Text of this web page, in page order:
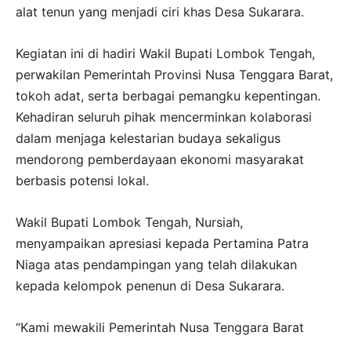
alat tenun yang menjadi ciri khas Desa Sukarara.
Kegiatan ini di hadiri Wakil Bupati Lombok Tengah,
perwakilan Pemerintah Provinsi Nusa Tenggara Barat,
tokoh adat, serta berbagai pemangku kepentingan.
Kehadiran seluruh pihak mencerminkan kolaborasi
dalam menjaga kelestarian budaya sekaligus
mendorong pemberdayaan ekonomi masyarakat
berbasis potensi lokal.
Wakil Bupati Lombok Tengah, Nursiah,
menyampaikan apresiasi kepada Pertamina Patra
Niaga atas pendampingan yang telah dilakukan
kepada kelompok penenun di Desa Sukarara.
“Kami mewakili Pemerintah Nusa Tenggara Barat